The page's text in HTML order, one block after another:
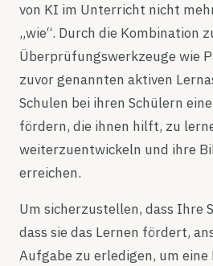
von KI im Unterricht nicht
„wie“. Durch die Kombination
Überprüfungswerkzeuge wie
zuvor genannten aktiven
Schulen bei ihren Schülern
fördern, die ihnen hilft, zu
weiterzuentwickeln und ihre
erreichen.
Um sicherzustellen, dass Ihre
dass sie das Lernen fördert,
Aufgabe zu erledigen, um eine